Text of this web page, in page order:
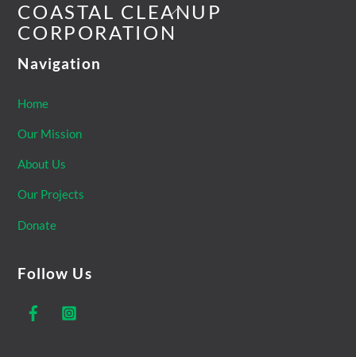
Back
COASTAL CLEANUP
CORPORATION
Navigation
Home
Our Mission
About Us
Our Projects
Donate
Follow Us
Facebook